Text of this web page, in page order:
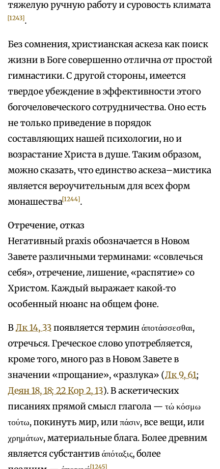
тяжелую ручную работу и суровость климата
[1243].
Без сомнения, христианская аскеза как поиск
жизни в Боге совершенно отлична от простой
гимнастики. С другой стороны, имеется
твердое убеждение в эффективности этого
богочеловеческого сотрудничества. Оно есть
не только приведение в порядок
составляющих нашей психологии, но и
возрастание Христа в душе. Таким образом,
можно сказать, что единство аскеза–мистика
является вероучительным для всех форм
монашества[1244].
Отречение, отказ
Негативный praxis обозначается в Новом
Завете различными терминами: «совлечься
себя», отречение, лишение, «распятие» со
Христом. Каждый выражает какой‑то
особенный нюанс на общем фоне.
ВЛк 14, 33 появляется термин άποτάσσεσθαι,
отречься. Греческое слово употребляется,
кроме того, много раз в Новом Завете в
значении «прощание», «разлука» (Лк 9, 61;
Деян 18, 18; 22 Кор 2, 13). В аскетических
писаниях прямой смысл глагола — τώ κόσμω
τούτω, покинуть мир, или πάσιν, все вещи, или
χρημάτων, материальные блага. Более древним
является субстантив άπόταξις, более
[1245]